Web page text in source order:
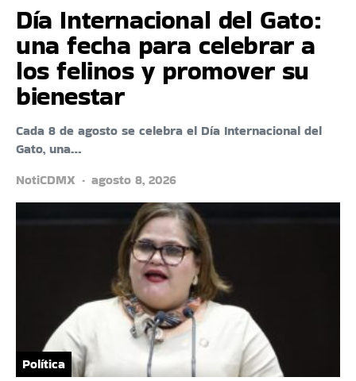
Día Internacional del Gato:
una fecha para celebrar a
los felinos y promover su
bienestar
Cada 8 de agosto se celebra el Día Internacional del
Gato, una…
NotiCDMX
agosto 8, 2026
Política